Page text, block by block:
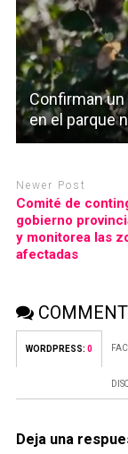
Confirman
en el parque
Newer Post
Comité de
gobierno
y monitorea las
afectadas
WORDPRESS: 0
Deja una